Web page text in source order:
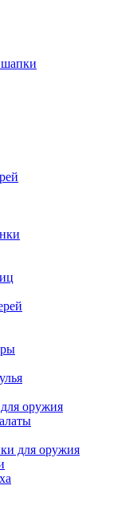
оружия
для оружия